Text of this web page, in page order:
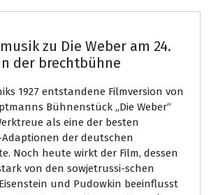
zu Die Weber am 24.
der brechtbühne
1927 entstandene Filmversion von
Bühnenstück „Die Weber“
als eine der besten
der deutschen
Noch heute wirkt der Film, dessen
von den sowjetrussi-schen
und Pudowkin beeinflusst